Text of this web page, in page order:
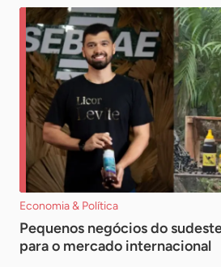
Economia & Política
Pequenos negócios do
para o mercado internacional